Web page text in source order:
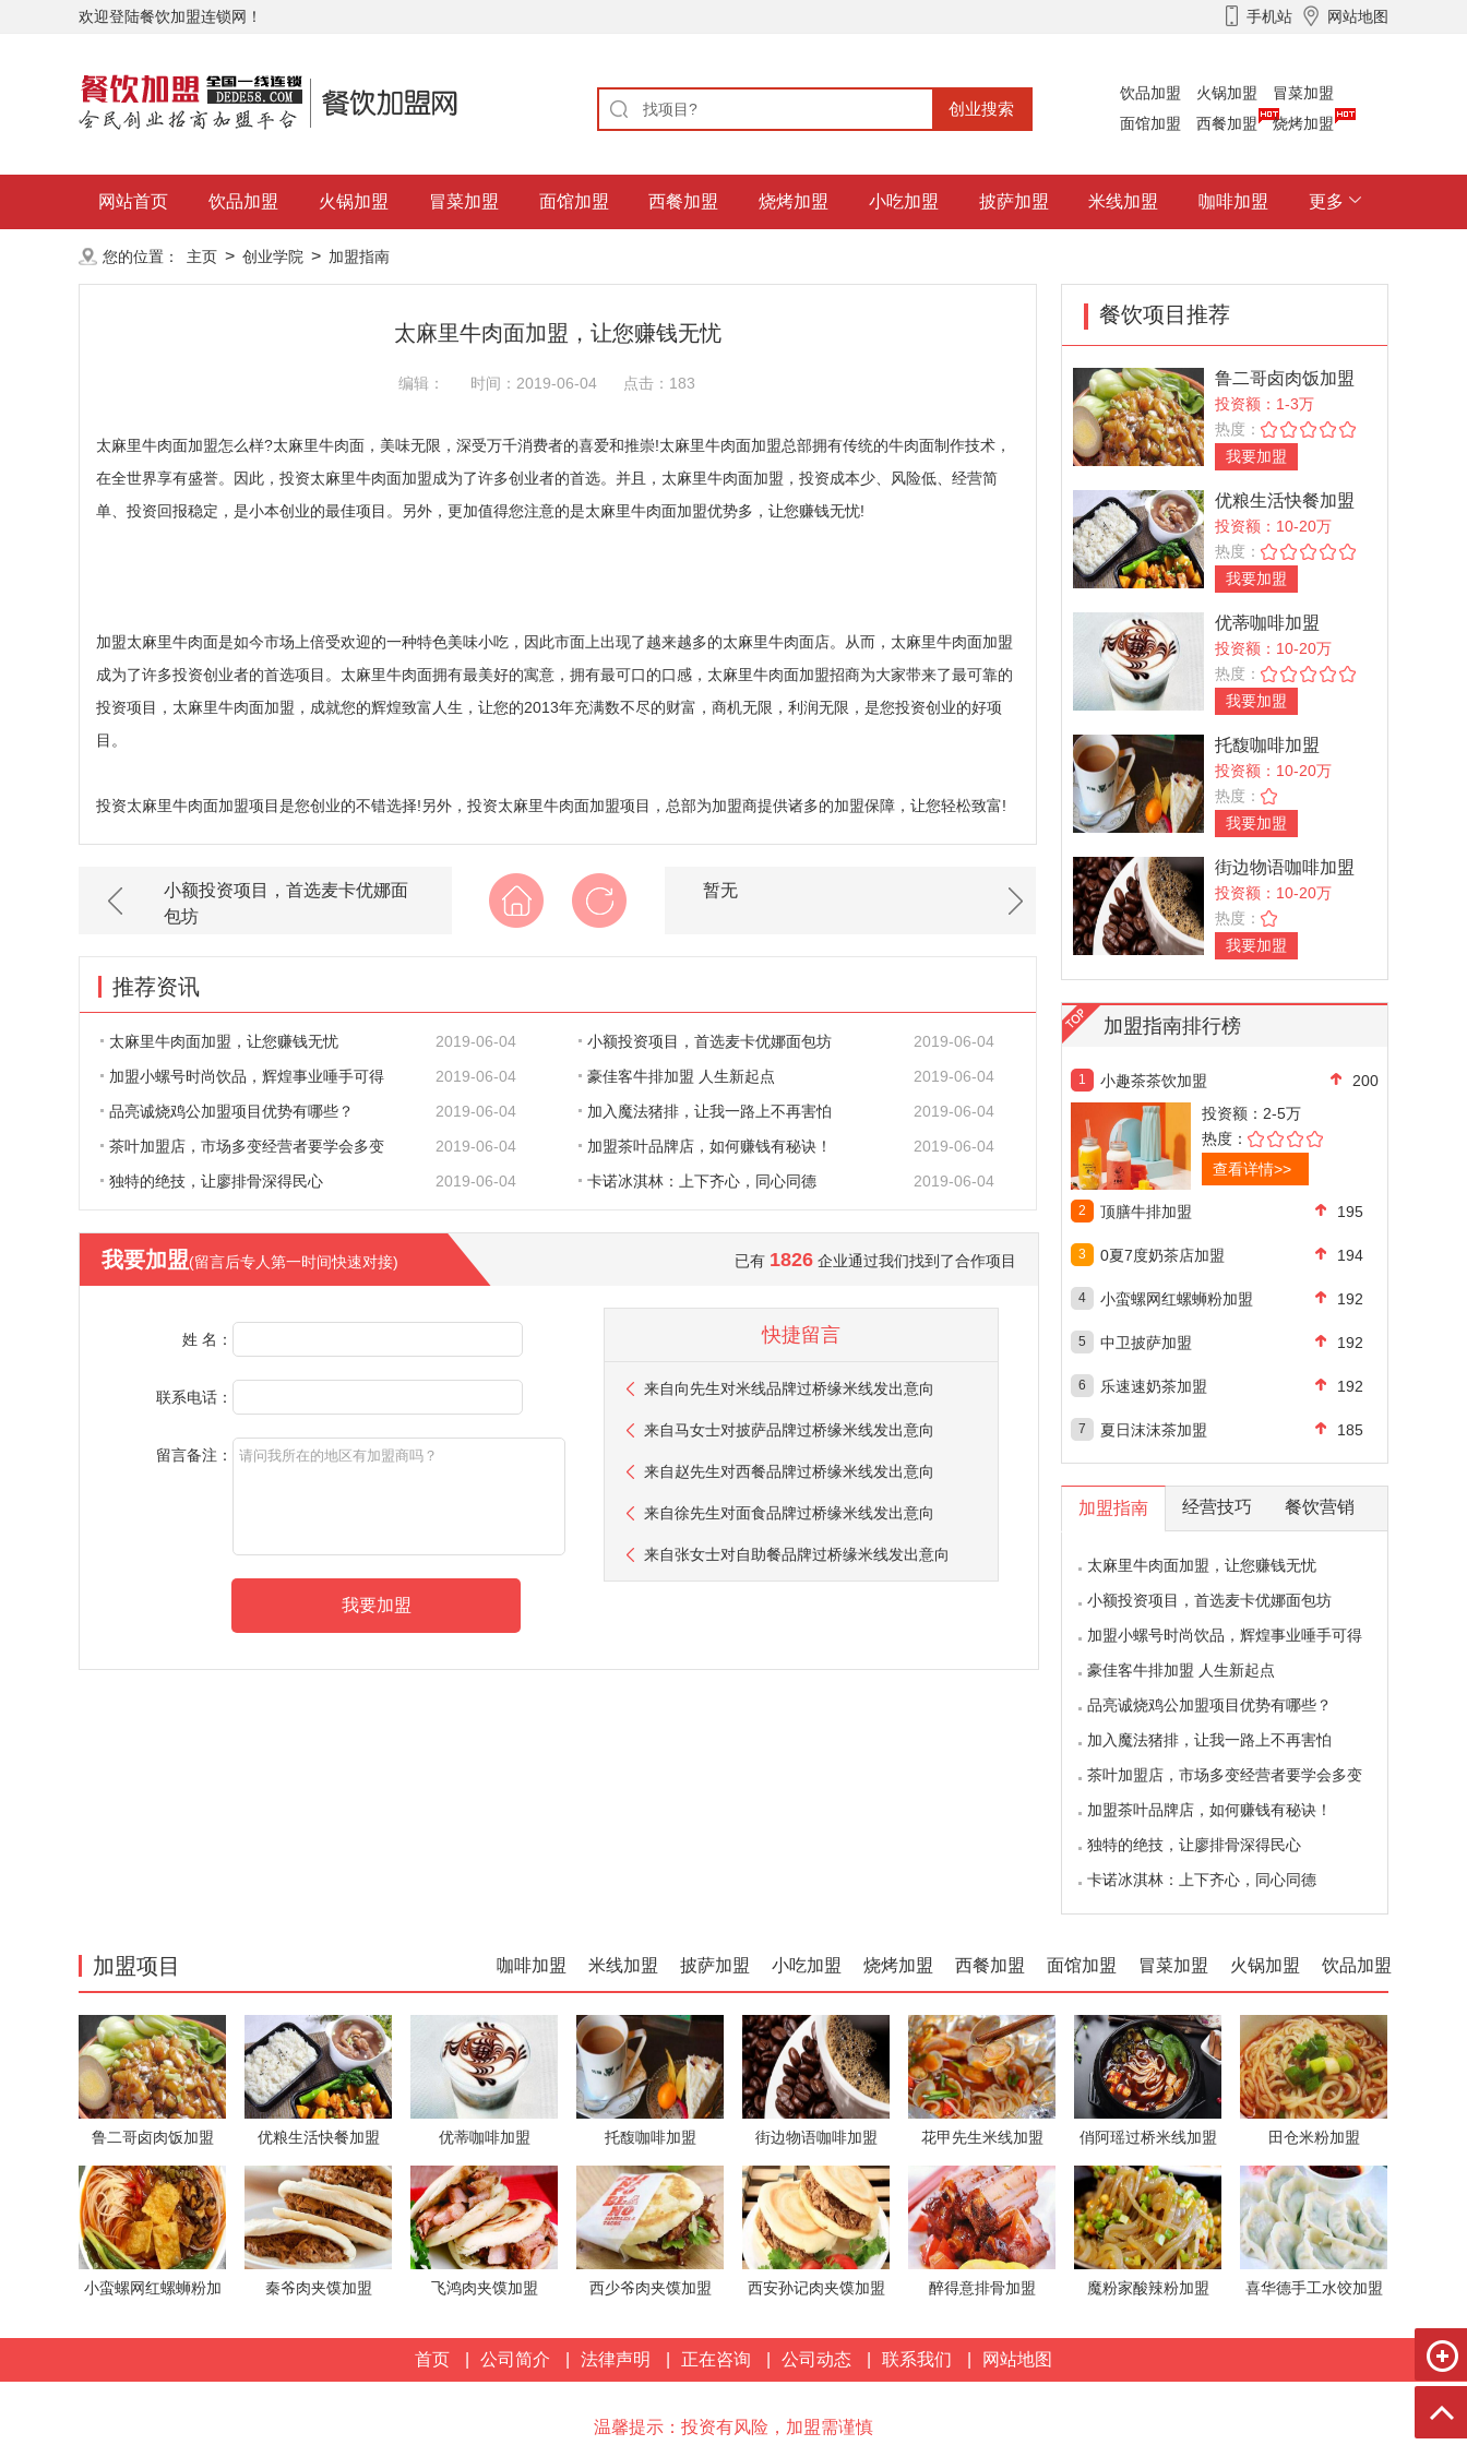
欢迎登陆餐饮加盟连锁网！ 手机站 网站地图
饮品加盟 火锅加盟
冒菜加盟
面馆加盟
西餐加盟 烧烤加盟
网站首页 饮品加盟 火锅加盟 冒菜加盟 面馆加盟 西餐加盟 烧烤加盟 小吃加盟 披萨加盟 米线加盟 咖啡加盟 更多
您的位置： 主页 > 创业学院 > 加盟指南
太麻里牛肉面加盟，让您赚钱无忧
编辑： 时间：2019-06-04 点击： 183
太麻里牛肉面加盟怎么样?太麻里牛肉面，美味无限，深受万千消费者的喜爱和推崇!太麻里牛肉面加盟总部拥有传统的牛肉面制作技术，
在全世界享有盛誉。因此，投资太麻里牛肉面加盟成为了许多创业者的首选。并且，太麻里牛肉面加盟，投资成本少、风险低、经营简
单、投资回报稳定，是小本创业的最佳项目。另外，更加值得您注意的是太麻里牛肉面加盟优势多，让您赚钱无忧!
加盟太麻里牛肉面是如今市场上倍受欢迎的一种特色美味小吃，因此市面上出现了越来越多的太麻里牛肉面店。从而，太麻里牛肉面加盟
成为了许多投资创业者的首选项目。太麻里牛肉面拥有最美好的寓意，拥有最可口的口感，太麻里牛肉面加盟招商为大家带来了最可靠的
投资项目，太麻里牛肉面加盟，成就您的辉煌致富人生，让您的2013年充满数不尽的财富，商机无限，利润无限，是您投资创业的好项
目。
投资太麻里牛肉面加盟项目是您创业的不错选择!另外，投资太麻里牛肉面加盟项目，总部为加盟商提供诸多的加盟保障，让您轻松致富!
小额投资项目，首选麦卡优娜面
包坊
暂无
推荐资讯
太麻里牛肉面加盟，让您赚钱无忧 2019-06-04 小额投资项目，首选麦卡优娜面包坊
2019-06-04
加盟小螺号时尚饮品，辉煌事业唾手可得
2019-06-04 豪佳客牛排加盟 人生新起点
2019-06-04
品亮诚烧鸡公加盟项目优势有哪些？
2019-06-04 加入魔法猪排，让我一路上不再害怕
2019-06-04
茶叶加盟店，市场多变经营者要学会多变
2019-06-04 加盟茶叶品牌店，如何赚钱有秘诀！
2019-06-04
独特的绝技，让廖排骨深得民心
2019-06-04 卡诺冰淇林：上下齐心，同心同德 2019-06-04
我要加盟(留言后专人第一时间快速对接) 已有 1826 企业通过我们找到了合作项目
姓 名：
联系电话：
留言备注：
快捷留言
来自向先生对米线品牌过桥缘米线发出意向
来自马女士对披萨品牌过桥缘米线发出意向
来自赵先生对西餐品牌过桥缘米线发出意向
来自徐先生对面食品牌过桥缘米线发出意向
来自张女士对自助餐品牌过桥缘米线发出意向
餐饮项目推荐
鲁二哥卤肉饭加盟
投资额：1-3万
热度：
我要加盟
优粮生活快餐加盟
投资额：10-20万
热度：
我要加盟
优蒂咖啡加盟
投资额：10-20万
热度：
我要加盟
托馥咖啡加盟
投资额：10-20万
热度：
我要加盟
街边物语咖啡加盟
投资额：10-20万
热度：
我要加盟
加盟指南排行榜
1 小趣茶茶饮加盟
200
投资额： 2-5万
热度：
查看详情>>
2 顶膳牛排加盟 195
3 0夏7度奶茶店加盟 194
4 小蛮螺网红螺蛳粉加盟 192
5 中卫披萨加盟 192
6 乐速速奶茶加盟 192
7 夏日沫沫茶加盟 185
加盟指南 经营技巧 餐饮营销
太麻里牛肉面加盟，让您赚钱无忧
小额投资项目，首选麦卡优娜面包坊
加盟小螺号时尚饮品，辉煌事业唾手可得
豪佳客牛排加盟 人生新起点
品亮诚烧鸡公加盟项目优势有哪些？
加入魔法猪排，让我一路上不再害怕
茶叶加盟店，市场多变经营者要学会多变
加盟茶叶品牌店，如何赚钱有秘诀！
独特的绝技，让廖排骨深得民心
卡诺冰淇林：上下齐心，同心同德
加盟项目 饮品加盟
火锅加盟
冒菜加盟
面馆加盟
西餐加盟
烧烤加盟
小吃加盟
披萨加盟
米线加盟
咖啡加盟
鲁二哥卤肉饭加盟 优粮生活快餐加盟 优蒂咖啡加盟 托馥咖啡加盟 街边物语咖啡加盟 花甲先生米线加盟 俏阿瑶过桥米线加盟 田仓米粉加盟
小蛮螺网红螺蛳粉加
秦爷肉夹馍加盟 飞鸿肉夹馍加盟 西少爷肉夹馍加盟 西安孙记肉夹馍加盟 醉得意排骨加盟 魔粉家酸辣粉加盟 喜华德手工水饺加盟
首页 公司简介 法律声明 正在咨询 公司动态 联系我们 网站地图
温馨提示：投资有风险，加盟需谨慎